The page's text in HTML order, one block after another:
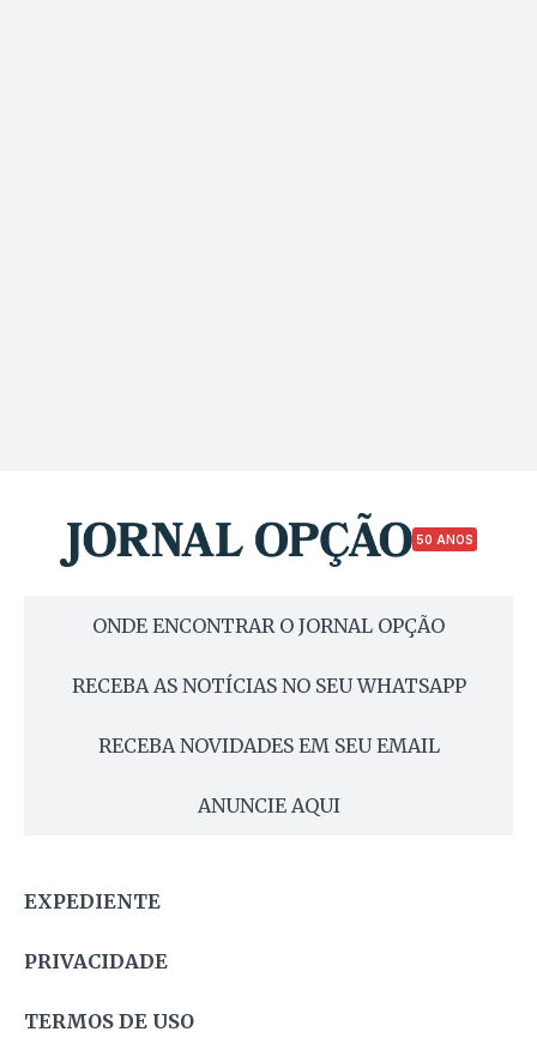
50 ANOS
ONDE ENCONTRAR O JORNAL OPÇÃO
RECEBA AS NOTÍCIAS NO SEU WHATSAPP
RECEBA NOVIDADES EM SEU EMAIL
ANUNCIE AQUI
EXPEDIENTE
PRIVACIDADE
TERMOS DE USO